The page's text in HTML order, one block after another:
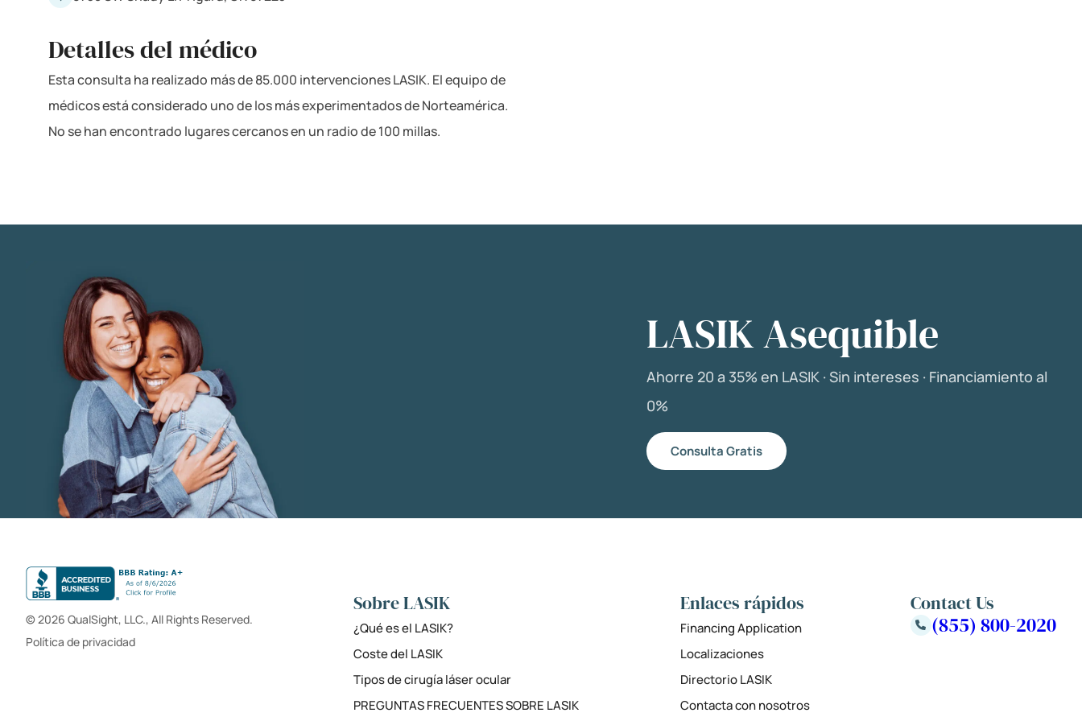
Detalles del médico
Esta consulta ha realizado más de 85.000 intervenciones LASIK. El equipo de
médicos está considerado uno de los más experimentados de Norteamérica.
No se han encontrado lugares cercanos en un radio de 100 millas.
LASIK Asequible
Ahorre 20 a 35% en LASIK · Sin intereses · Financiamiento al
0%
Consulta Gratis
© 2026 QualSight, LLC., All Rights Reserved.
Política de privacidad
Sobre LASIK
¿Qué es el LASIK?
Coste del LASIK
Tipos de cirugía láser ocular
PREGUNTAS FRECUENTES SOBRE LASIK
Enlaces rápidos
Financing Application
Localizaciones
Directorio LASIK
Contacta con nosotros
Contact Us
(855) 800-2020